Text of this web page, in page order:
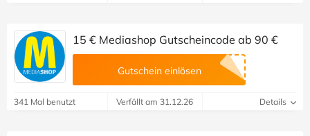
15 € Mediashop Gutscheincode ab 90 €
Gutschein einlösen
341 Mal benutzt Verfällt am 31.12.26 Details